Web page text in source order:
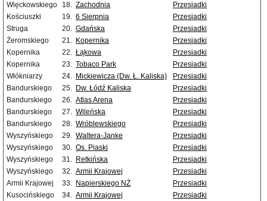
Więckowskiego
18. Zachodnia
Przesiadki
Kościuszki
19. 6 Sierpnia
Przesiadki
Struga
20. Gdańska
Przesiadki
Żeromskiego
21. Kopernika
Przesiadki
Kopernika
22. Łąkowa
Przesiadki
Kopernika
23. Tobaco Park
Przesiadki
Włókniarzy
24. Mickiewicza (Dw. Ł. Kaliska)
Przesiadki
Bandurskiego
25. Dw. Łódź Kaliska
Przesiadki
Bandurskiego
26. Atlas Arena
Przesiadki
Bandurskiego
27. Wileńska
Przesiadki
Bandurskiego
28. Wróblewskiego
Przesiadki
Wyszyńskiego
29. Waltera-Janke
Przesiadki
Wyszyńskiego
30. Os. Piaski
Przesiadki
Wyszyńskiego
31. Retkińska
Przesiadki
Wyszyńskiego
32. Armii Krajowej
Przesiadki
Armii Krajowej
33. Napierskiego NŻ
Przesiadki
Kusocińskiego
34. Armii Krajowej Przesiadki